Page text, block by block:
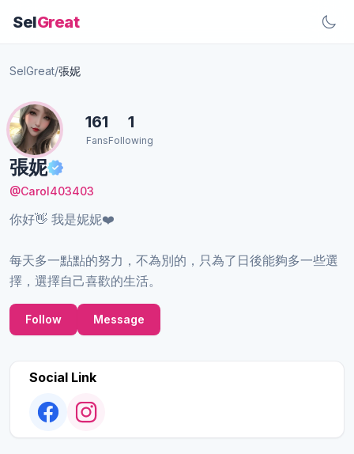
SelGreat
SelGreat/張妮
張妮
@Carol403403
你好👋 我是妮妮❤️
每天多一點點的努力，不為別的，只為了日後能夠多一些選
擇，選擇自己喜歡的生活。
161
Fans
1
Following
Follow Message
Social Link